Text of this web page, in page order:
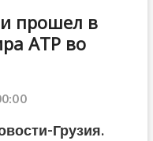
прошел в
ATP во
Грузия.